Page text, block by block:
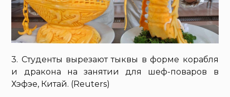
3. Студенты вырезают тыквы в форме корабля
и дракона на занятии для шеф-поваров в
Хэфэе, Китай. (Reuters)